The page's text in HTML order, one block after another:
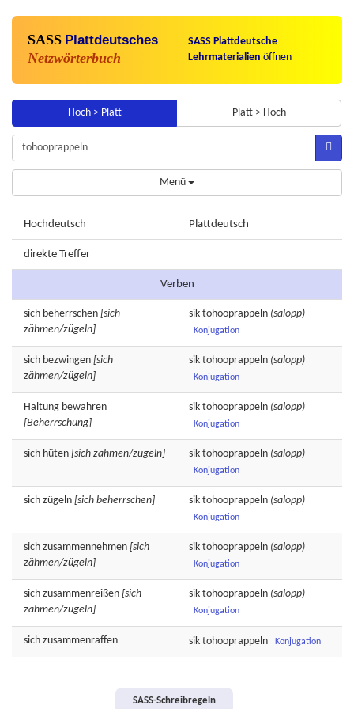
SASS Plattdeutsches
Netzwörterbuch
SASS Plattdeutsche
Lehrmaterialien öffnen
Hoch > Platt Platt > Hoch
Menü
Hochdeutsch Plattdeutsch
direkte Treffer
Verben
sich beherrschen [sich
zähmen/zügeln]
sik tohooprappeln (salopp)
Konjugation
sich bezwingen [sich
zähmen/zügeln]
sik tohooprappeln (salopp)
Konjugation
Haltung bewahren
[Beherrschung]
sik tohooprappeln (salopp)
Konjugation
sich hüten [sich zähmen/zügeln] sik tohooprappeln (salopp)
Konjugation
sich zügeln [sich beherrschen] sik tohooprappeln (salopp)
Konjugation
sich zusammennehmen [sich
zähmen/zügeln]
sik tohooprappeln (salopp)
Konjugation
sich zusammenreißen [sich
zähmen/zügeln]
sik tohooprappeln (salopp)
Konjugation
sich zusammenraffen sik tohooprappeln Konjugation
SASS-Schreibregeln